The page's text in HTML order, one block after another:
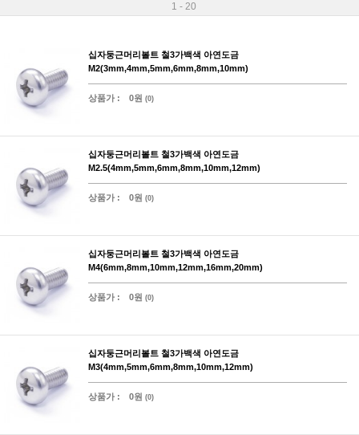
1 - 20
십자둥근머리볼트 철3가백색 아연도금
M2(3mm,4mm,5mm,6mm,8mm,10mm)
상품가 : 0원 (0)
십자둥근머리볼트 철3가백색 아연도금
M2.5(4mm,5mm,6mm,8mm,10mm,12mm)
상품가 : 0원 (0)
십자둥근머리볼트 철3가백색 아연도금
M4(6mm,8mm,10mm,12mm,16mm,20mm)
상품가 : 0원 (0)
십자둥근머리볼트 철3가백색 아연도금
M3(4mm,5mm,6mm,8mm,10mm,12mm)
상품가 : 0원 (0)